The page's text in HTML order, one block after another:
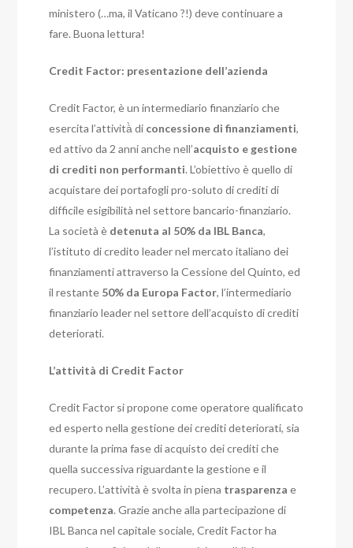
ministero (…ma, il Vaticano ?!) deve continuare a
fare. Buona lettura!
Credit Factor: presentazione dell’azienda
Credit Factor, è un intermediario finanziario che
esercita l’attività̀ di concessione di finanziamenti,
ed attivo da 2 anni anche nell’acquisto e gestione
di crediti non performanti. L’obiettivo è quello di
acquistare dei portafogli pro-soluto di crediti di
difficile esigibilità nel settore bancario-finanziario.
La società è detenuta al 50% da IBL Banca,
l’istituto di credito leader nel mercato italiano dei
finanziamenti attraverso la Cessione del Quinto, ed
il restante 50% da Europa Factor, l’intermediario
finanziario leader nel settore dell’acquisto di crediti
deteriorati.
L’attività di Credit Factor
Credit Factor si propone come operatore qualificato
ed esperto nella gestione dei crediti deteriorati, sia
durante la prima fase di acquisto dei crediti che
quella successiva riguardante la gestione e il
recupero. L’attività è svolta in piena trasparenza e
competenza. Grazie anche alla partecipazione di
IBL Banca nel capitale sociale, Credit Factor ha